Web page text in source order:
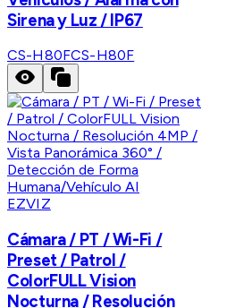
Sirena y Luz / IP67
CS-H80FCS-H80F
EZVIZ
Cámara / PT / Wi-Fi /
Preset / Patrol /
ColorFULL Vision
Nocturna / Resolución